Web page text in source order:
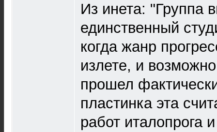
Из инета: "Группа
единственный
когда жанр
излете, и
прошел
пластинка эта
работ италопрога